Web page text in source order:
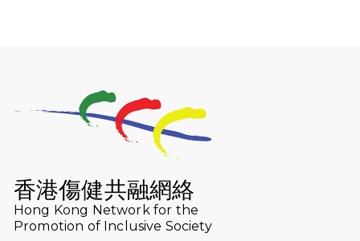
2026-07-23
猛龍長跑隊恆常練習 - 7月23日
（19:00開始）
猛龍長跑隊恆常練習 - 7月16日
2026-07-10
【猛龍戈壁118公里分享暨香港傷健共
融網絡15周年晚宴】
香港傷健共融網絡
Hong Kong Network for the
Promotion of Inclusive Society